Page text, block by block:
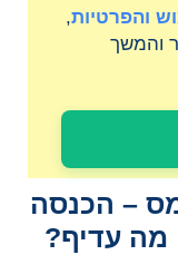
והפרטיות,
והמשך
– הכנסה
מה עדיף?